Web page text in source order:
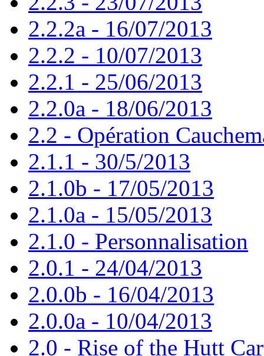
2.2.2a - 16/07/2013
2.2.2 - 10/07/2013
2.2.1 - 25/06/2013
2.2.0a - 18/06/2013
2.2 - Opération
2.1.1 - 30/5/2013
2.1.0b - 17/05/2013
2.1.0a - 15/05/2013
2.1.0 - Personnalisation
2.0.1 - 24/04/2013
2.0.0b - 16/04/2013
2.0.0a - 10/04/2013
2.0 - Rise of the Hutt